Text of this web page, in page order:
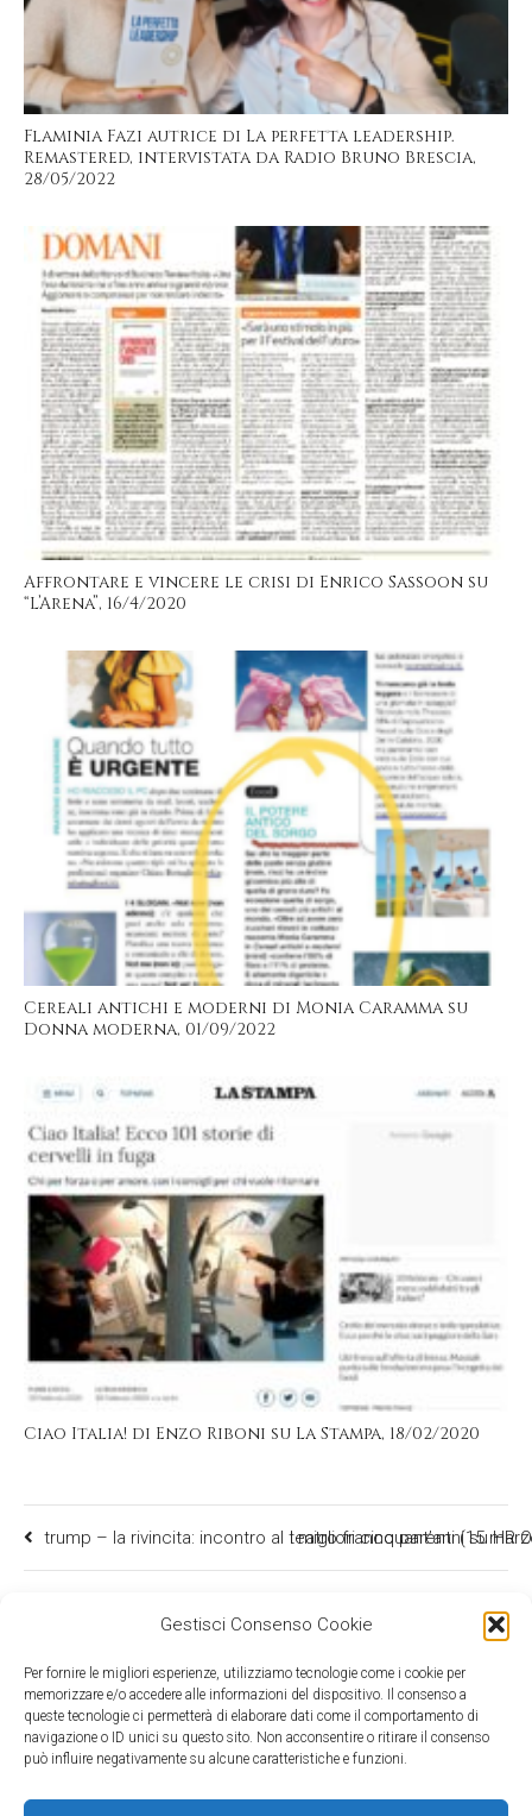
Gestisci Consenso Cookie
Per fornire le migliori esperienze, utilizziamo tecnologie come i cookie per
memorizzare e/o accedere alle informazioni del dispositivo. Il consenso a
queste tecnologie ci permetterà di elaborare dati come il comportamento di
navigazione o ID unici su questo sito. Non acconsentire o ritirare il consenso
può influire negativamente su alcune caratteristiche e funzioni.
Flaminia Fazi autrice di La perfetta leadership.
Remastered, intervistata da Radio Bruno Brescia,
28/05/2022
Affrontare e vincere le crisi di Enrico Sassoon su
“L’Arena”, 16/4/2020
Cereali antichi e moderni di Monia Caramma su
Donna moderna, 01/09/2022
Ciao Italia! di Enzo Riboni su La Stampa, 18/02/2020
trump – la rivincita: incontro al teatro franco parenti (15
I migliori cinquant’anni su HR